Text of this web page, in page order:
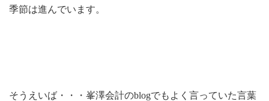
季節は進んでいます。
そうえいば・・・峯澤会計のblogでもよく言っていた言葉